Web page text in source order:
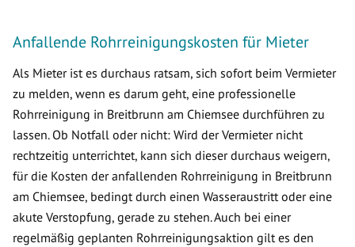
Anfallende Rohrreinigungskosten für Mieter
Als Mieter ist es durchaus ratsam, sich sofort beim Vermieter
zu melden, wenn es darum geht, eine professionelle
Rohrreinigung in Breitbrunn am Chiemsee durchführen zu
lassen. Ob Notfall oder nicht: Wird der Vermieter nicht
rechtzeitig unterrichtet, kann sich dieser durchaus weigern,
für die Kosten der anfallenden Rohrreinigung in Breitbrunn
am Chiemsee, bedingt durch einen Wasseraustritt oder eine
akute Verstopfung, gerade zu stehen. Auch bei einer
regelmäßig geplanten Rohrreinigungsaktion gilt es den